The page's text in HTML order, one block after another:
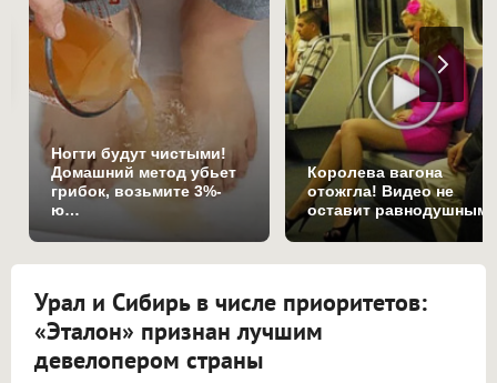
Ногти будут чистыми!
Домашний метод убьет
грибок, возьмите 3%-
ю…
Королева вагона
отожгла! Видео не
оставит равнодушным
Урал и Сибирь в числе приоритетов:
«Эталон» признан лучшим
девелопером страны